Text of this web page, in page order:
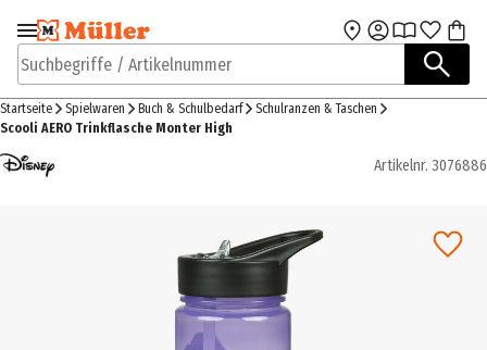
Zur Navigation
springen
Zum Hauptinhalt
Suchbegriffe / Artikelnummer
Startseite Spielwaren Buch & Schulbedarf
Schulranzen & Taschen
Scooli AERO Trinkflasche Monter High
Artikelnr. 3076886